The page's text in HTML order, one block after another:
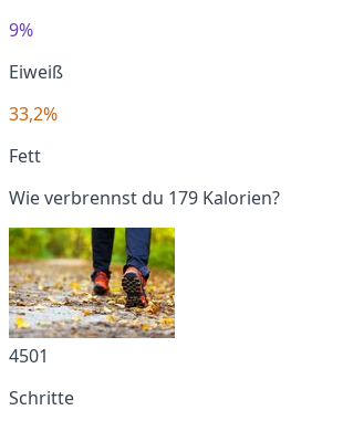
9%
Eiweiß
33,2%
Fett
Wie verbrennst du 179 Kalorien?
4501
Schritte